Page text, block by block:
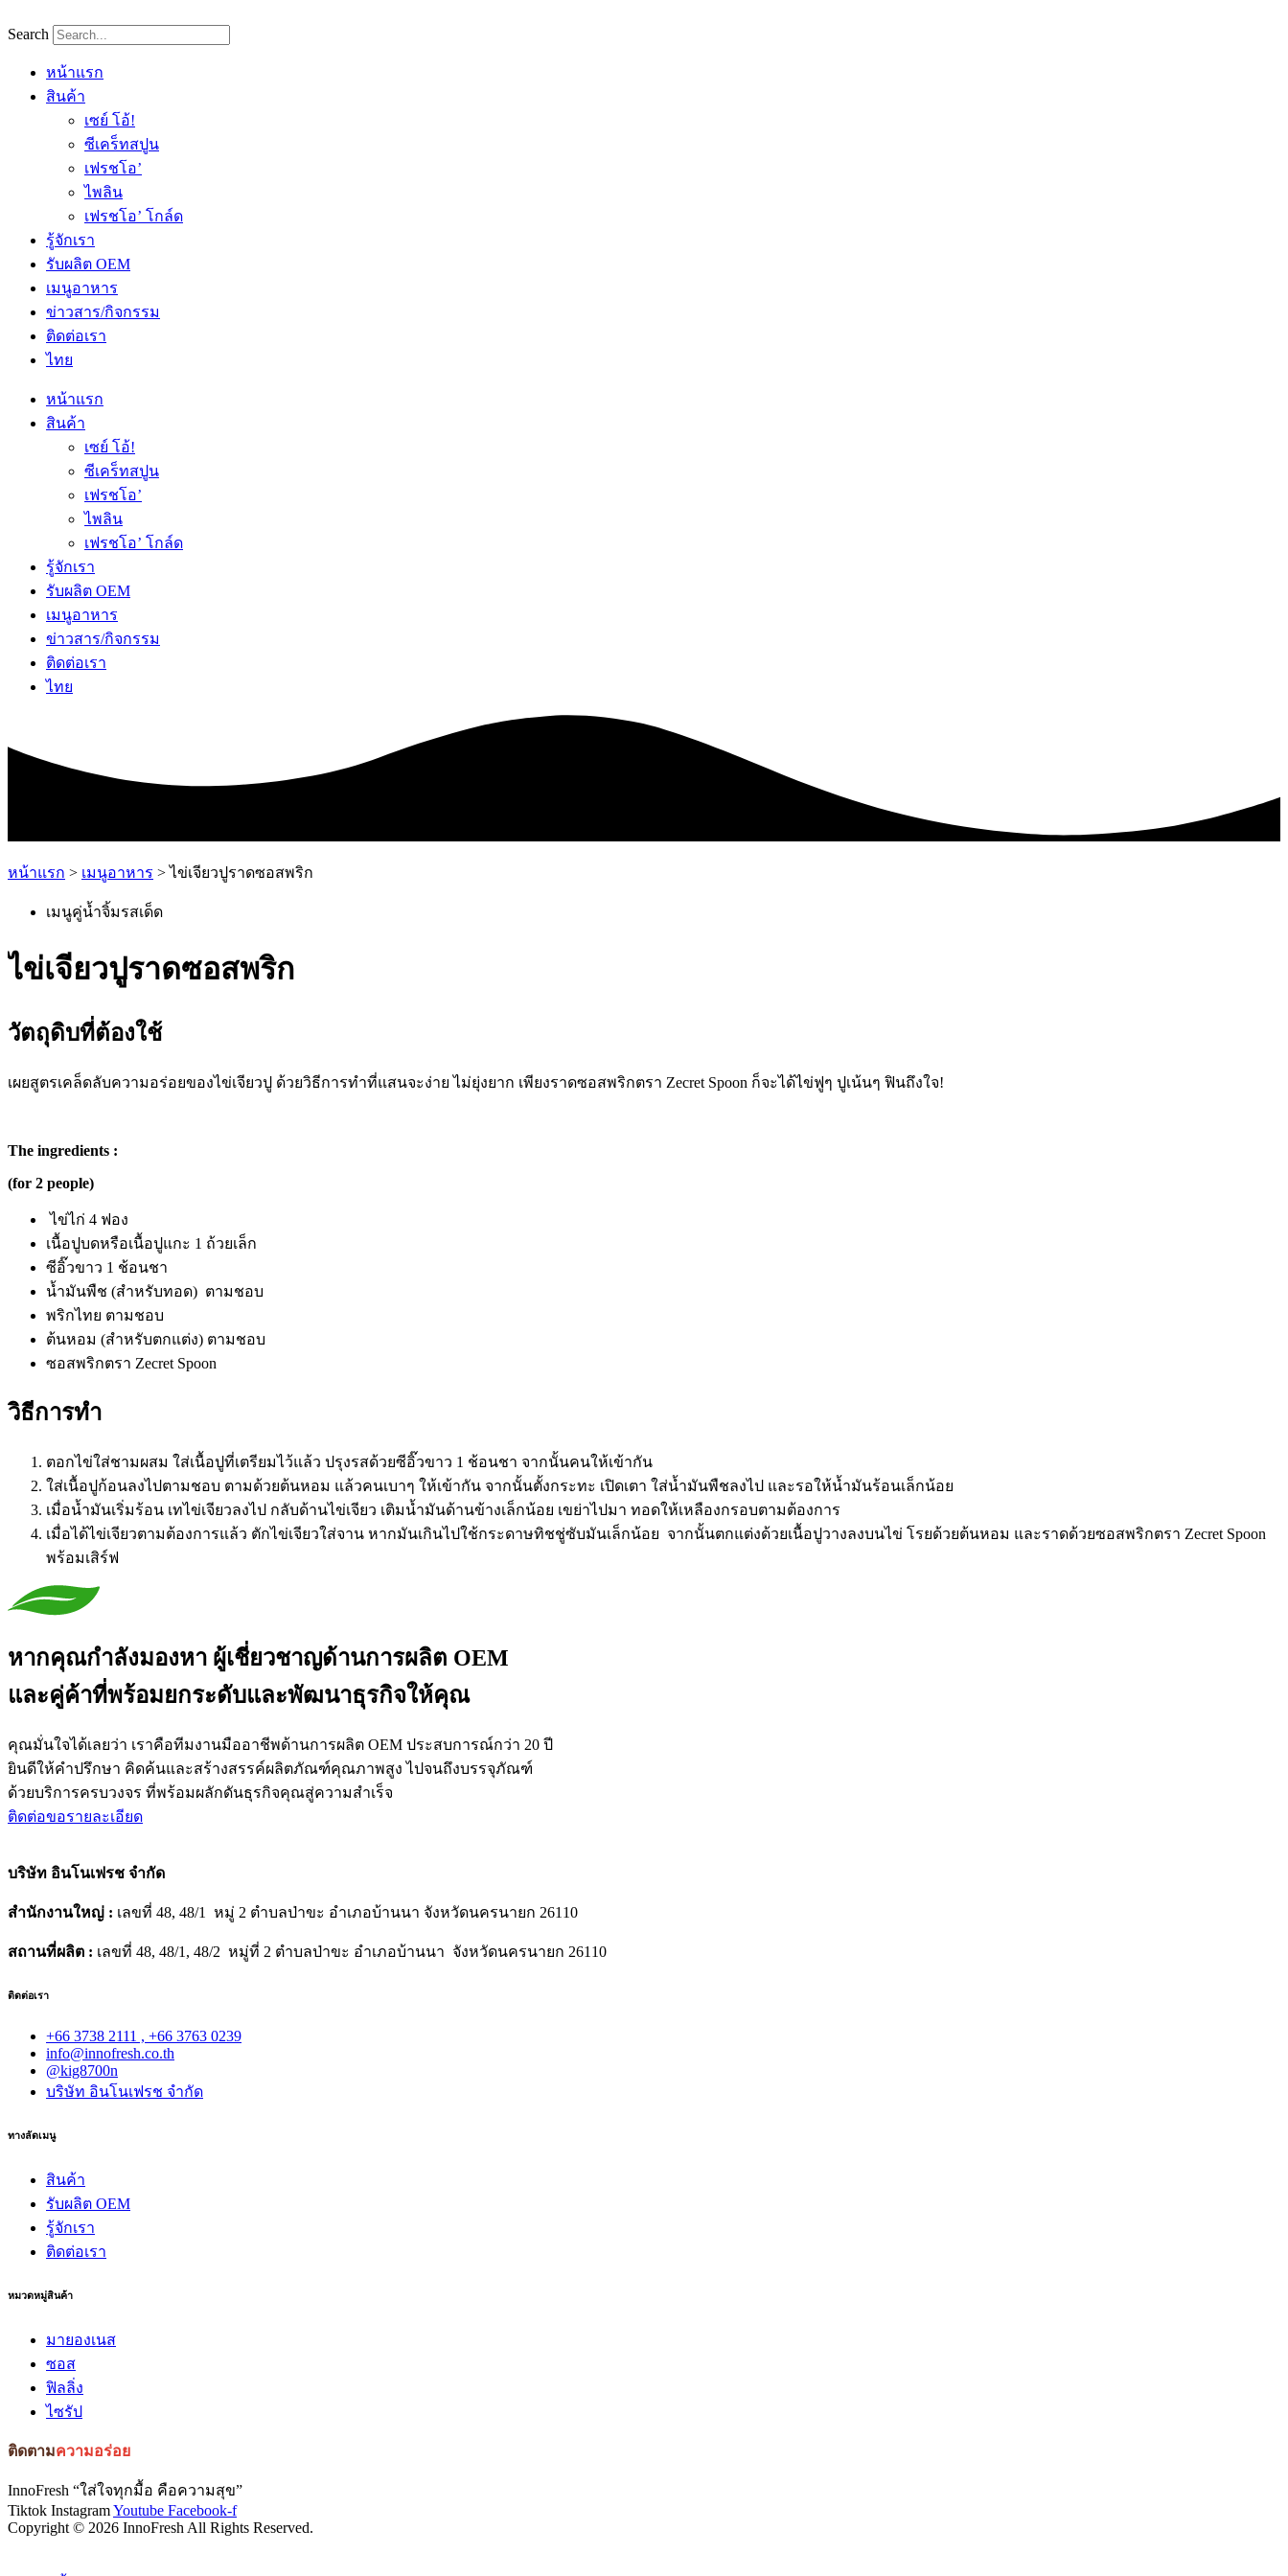
to
Search
หน้าแรก
สินค้า
เซย์ โอ้!
ซีเคร็ทสปูน
เฟรชโอ’
ไพลิน
เฟรชโอ’ โกล์ด
รู้จักเรา
รับผลิต OEM
เมนูอาหาร
ข่าวสาร/กิจกรรม
ติดต่อเรา
ไทย
หน้าแรก
สินค้า
เซย์ โอ้!
ซีเคร็ทสปูน
เฟรชโอ’
ไพลิน
เฟรชโอ’ โกล์ด
รู้จักเรา
รับผลิต OEM
เมนูอาหาร
ข่าวสาร/กิจกรรม
ติดต่อเรา
ไทย
หน้าแรก > เมนูอาหาร >ไข่เจียวปูราดซอสพริก
เมนูคู่น้ำจิ้มรสเด็ด
ไข่เจียวปูราดซอสพริก
วัตถุดิบที่ต้องใช้
เผยสูตรเคล็ดลับความอร่อยของไข่เจียวปู ด้วยวิธีการทำที่แสนจะง่าย ไม่ยุ่งยาก เพียงราดซอสพริกตรา Zecret Spoon ก็จะได้ไข่ฟูๆ ปูเน้นๆ ฟินถึงใจ!
The ingredients :
(for 2 people)
ไข่ไก่ 4 ฟอง
เนื้อปูบดหรือเนื้อปูแกะ 1 ถ้วยเล็ก
ซีอิ๊วขาว 1 ช้อนชา
น้ำมันพืช (สำหรับทอด) ตามชอบ
พริกไทย ตามชอบ
ต้นหอม (สำหรับตกแต่ง) ตามชอบ
ซอสพริกตรา Zecret Spoon
วิธีการทำ
ตอกไข่ใส่ชามผสม ใส่เนื้อปูที่เตรียมไว้แล้ว ปรุงรสด้วยซีอิ๊วขาว 1 ช้อนชา จากนั้นคนให้เข้ากัน
ใส่เนื้อปูก้อนลงไปตามชอบ ตามด้วยต้นหอม แล้วคนเบาๆ ให้เข้ากัน จากนั้นตั้งกระทะ เปิดเตา ใส่น้ำมันพืชลงไป และรอให้น้ำมันร้อนเล็กน้อย
เมื่อน้ำมันเริ่มร้อน เทไข่เจียวลงไป กลับด้านไข่เจียว เติมน้ำมันด้านข้างเล็กน้อย เขย่าไปมา ทอดให้เหลืองกรอบตามต้องการ
เมื่อได้ไข่เจียวตามต้องการแล้ว ตักไข่เจียวใส่จาน หากมันเกินไปใช้กระดาษทิชชู่ซับมันเล็กน้อย จากนั้นตกแต่งด้วยเนื้อปูวางลงบนไข่ โรยด้วยต้นหอม และราดด้วยซอสพริกตรา Zecret Spoon
พร้อมเสิร์ฟ
หากคุณกำลังมองหา ผู้เชี่ยวชาญด้านการผลิต OEM
และคู่ค้าที่พร้อมยกระดับและพัฒนาธุรกิจให้คุณ
คุณมั่นใจได้เลยว่า เราคือทีมงานมืออาชีพด้านการผลิต OEM ประสบการณ์กว่า 20 ปี
ยินดีให้คำปรึกษา คิดค้นและสร้างสรรค์ผลิตภัณฑ์คุณภาพสูง ไปจนถึงบรรจุภัณฑ์
ด้วยบริการครบวงจร ที่พร้อมผลักดันธุรกิจคุณสู่ความสำเร็จ
ติดต่อขอรายละเอียด
บริษัท อินโนเฟรช จำกัด
สำนักงานใหญ่ : เลขที่ 48, 48/1 หมู่ 2 ตำบลป่าขะ อำเภอบ้านนา จังหวัดนครนายก 26110
สถานที่ผลิต : เลขที่ 48, 48/1, 48/2 หมู่ที่ 2 ตำบลป่าขะ อำเภอบ้านนา จังหวัดนครนายก 26110
ติดต่อเรา
+66 3738 2111 , +66 3763 0239
info@innofresh.co.th
@kig8700n
บริษัท อินโนเฟรช จำกัด
ทางลัดเมนู
สินค้า
รับผลิต OEM
รู้จักเรา
ติดต่อเรา
หมวดหมู่สินค้า
มายองเนส
ซอส
ฟิลลิ่ง
ไซรัป
ติดตามความอร่อย
InnoFresh “ใส่ใจทุกมื้อ คือความสุข”
Tiktok InstagramYoutube Facebook-f
Copyright © 2026 InnoFresh All Rights Reserved.